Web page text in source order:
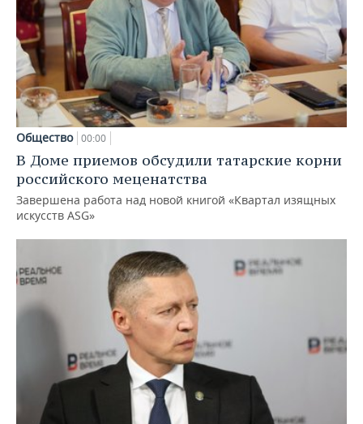
Общество 00:00
В Доме приемов обсудили татарские корни
российского меценатства
Завершена работа над новой книгой «Квартал изящных
искусств ASG»